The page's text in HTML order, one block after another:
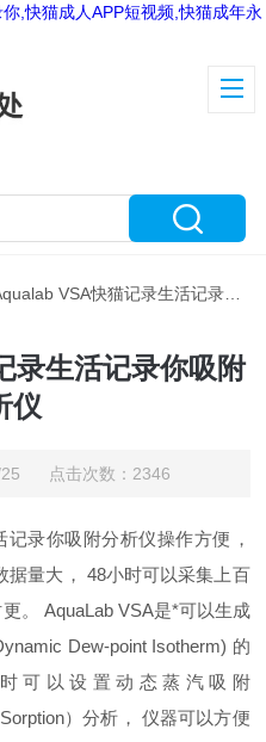
,快猫成人APP短视频,快猫成年永
VSA快猫记录生活记录你吸附分析仪
录生活记录你吸附
仪
25 点击次数：2346
录你吸附分析仪操作方便，
数据量大， 48小时可以采集上百
。 AquaLab VSA是*可以生成
Dew-point Isotherm) 的
时可以设置动态蒸汽吸附
）分析， 仪器可以方便